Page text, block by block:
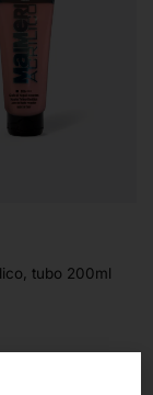
tubo 200ml